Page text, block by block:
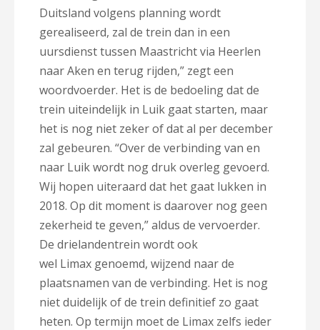
Duitsland volgens planning wordt
gerealiseerd, zal de trein dan in een
uursdienst tussen Maastricht via Heerlen
naar Aken en terug rijden,” zegt een
woordvoerder. Het is de bedoeling dat de
trein uiteindelijk in Luik gaat starten, maar
het is nog niet zeker of dat al per december
zal gebeuren. “Over de verbinding van en
naar Luik wordt nog druk overleg gevoerd.
Wij hopen uiteraard dat het gaat lukken in
2018. Op dit moment is daarover nog geen
zekerheid te geven,” aldus de vervoerder.
De drielandentrein wordt ook
wel Limax genoemd, wijzend naar de
plaatsnamen van de verbinding. Het is nog
niet duidelijk of de trein definitief zo gaat
heten. Op termijn moet de Limax zelfs ieder